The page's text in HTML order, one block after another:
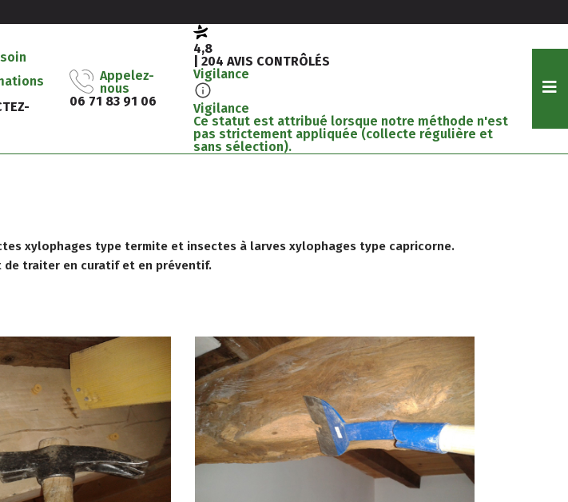
Appelez-
nous
06 71 83 91 06
4,8
| 204 AVIS CONTRÔLÉS
Vigilance
Vigilance
Ce statut est attribué lorsque notre méthode n'est
pas strictement appliquée (collecte régulière et
sans sélection).
xylophages type termite et insectes à larves xylophages type capricorne.
de traiter en curatif et en préventif.